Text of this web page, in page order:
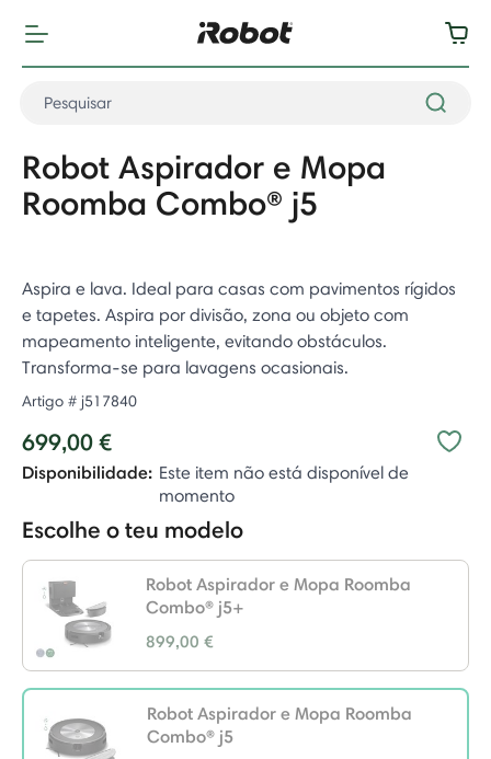
Robot Aspirador e Mopa
Roomba Combo® j5
Aspira e lava. Ideal para casas com pavimentos rígidos
e tapetes. Aspira por divisão, zona ou objeto com
mapeamento inteligente, evitando obstáculos.
Transforma-se para lavagens ocasionais. ​
Artigo # j517840
699,00 €
Disponibilidade: Este item não está disponível de
momento
Escolhe o teu modelo
Robot Aspirador e Mopa Roomba
Combo® j5+
899,00 €
Robot Aspirador e Mopa Roomba
Combo® j5